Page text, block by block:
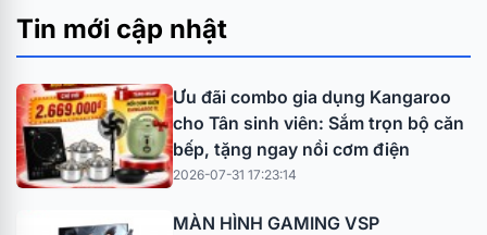
Tin mới cập nhật
Ưu đãi combo gia dụng Kangaroo
cho Tân sinh viên: Sắm trọn bộ căn
bếp, tặng ngay nồi cơm điện
2026-07-31 17:23:14
MÀN HÌNH GAMING VSP